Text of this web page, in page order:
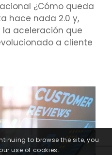
¿Cómo queda
hace nada 2.0 y,
la aceleración que
a cliente
to browse the site, you
use of cookies.